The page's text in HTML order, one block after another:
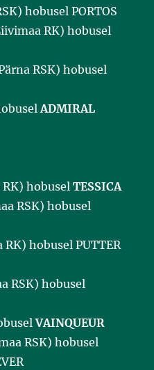
hobusel PORTOS
RK) hobusel
RSK) hobusel
ADMIRAL
RK) hobuselTESSICA
RSK) hobusel
hobusel PUTTER
RSK) hobusel
VAINQUEUR
RSK) hobusel